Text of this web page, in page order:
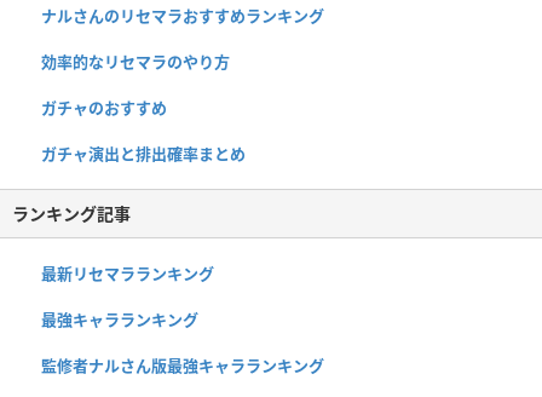
ナルさんのリセマラおすすめランキング
効率的なリセマラのやり方
ガチャのおすすめ
ガチャ演出と排出確率まとめ
ランキング記事
最新リセマラランキング
最強キャラランキング
監修者ナルさん版最強キャラランキング